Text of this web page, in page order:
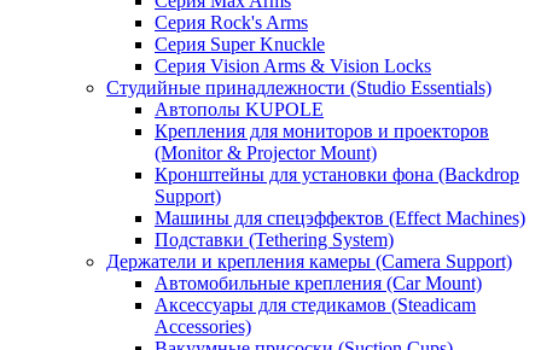
Серия Rock's Arms
Серия Super Knuckle
Серия Vision Arms & Vision Locks
Студийные принадлежности (Studio Essentials)
Автополы KUPOLE
Крепления для мониторов и проекторов
(Monitor & Projector Mount)
Кронштейны для установки фона (Backdrop
Support)
Машины для спецэффектов (Effect Machines)
Подставки (Tethering System)
Держатели и крепления камеры (Camera Support)
Автомобильные крепления (Car Mount)
Аксессуары для стедикамов (Steadicam
Accessories)